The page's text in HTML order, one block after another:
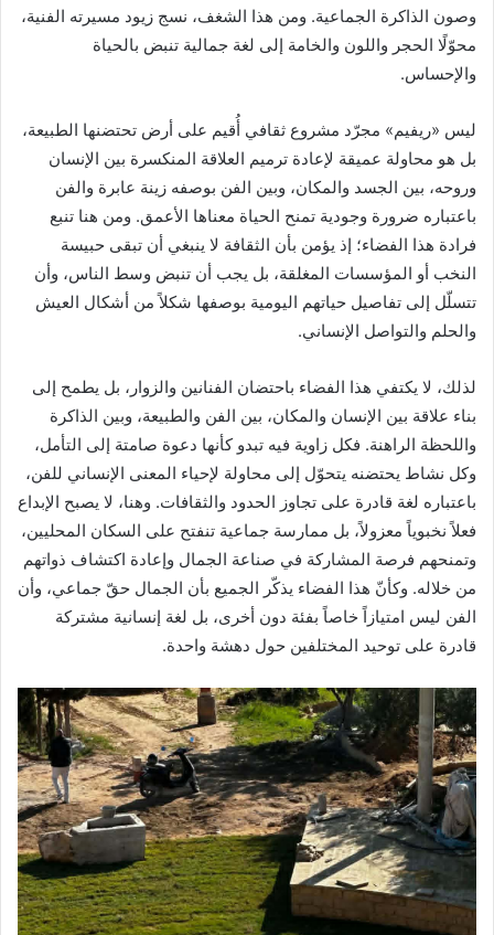
وصون الذاكرة الجماعية. ومن هذا الشغف، نسج زيود مسيرته الفنية،
محوّلًا الحجر واللون والخامة إلى لغة جمالية تنبض بالحياة
والإحساس.
ليس «ريفيم» مجرّد مشروع ثقافي أُقيم على أرض تحتضنها الطبيعة،
بل هو محاولة عميقة لإعادة ترميم العلاقة المنكسرة بين الإنسان
وروحه، بين الجسد والمكان، وبين الفن بوصفه زينة عابرة والفن
باعتباره ضرورة وجودية تمنح الحياة معناها الأعمق. ومن هنا تنبع
فرادة هذا الفضاء؛ إذ يؤمن بأن الثقافة لا ينبغي أن تبقى حبيسة
النخب أو المؤسسات المغلقة، بل يجب أن تنبض وسط الناس، وأن
تتسلّل إلى تفاصيل حياتهم اليومية بوصفها شكلاً من أشكال العيش
والحلم والتواصل الإنساني.
لذلك، لا يكتفي هذا الفضاء باحتضان الفنانين والزوار، بل يطمح إلى
بناء علاقة بين الإنسان والمكان، بين الفن والطبيعة، وبين الذاكرة
واللحظة الراهنة. فكل زاوية فيه تبدو كأنها دعوة صامتة إلى التأمل،
وكل نشاط يحتضنه يتحوّل إلى محاولة لإحياء المعنى الإنساني للفن،
باعتباره لغة قادرة على تجاوز الحدود والثقافات. وهنا، لا يصبح الإبداع
فعلاً نخبوياً معزولاً، بل ممارسة جماعية تنفتح على السكان المحليين،
وتمنحهم فرصة المشاركة في صناعة الجمال وإعادة اكتشاف ذواتهم
من خلاله. وكأنّ هذا الفضاء يذكّر الجميع بأن الجمال حقّ جماعي، وأن
الفن ليس امتيازاً خاصاً بفئة دون أخرى، بل لغة إنسانية مشتركة
قادرة على توحيد المختلفين حول دهشة واحدة.